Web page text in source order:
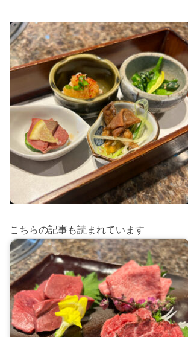
こちらの記事も読まれています